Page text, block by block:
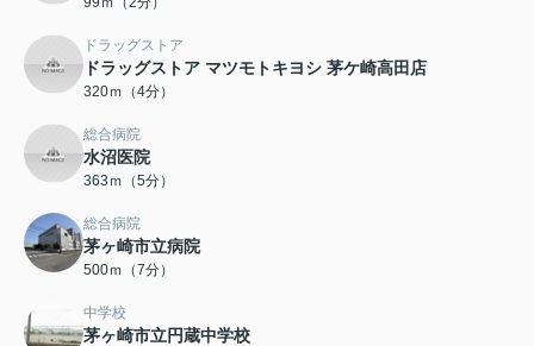
ドラッグストア
ドラッグストア マツモトキヨシ 茅ケ崎高田店
320ｍ（4分）
総合病院
水沼医院
363ｍ（5分）
総合病院
茅ヶ崎市立病院
500ｍ（7分）
中学校
茅ヶ崎市立円蔵中学校